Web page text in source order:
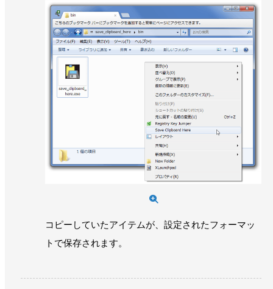
コピーしていたアイテムが、設定されたフォーマッ
トで保存されます。